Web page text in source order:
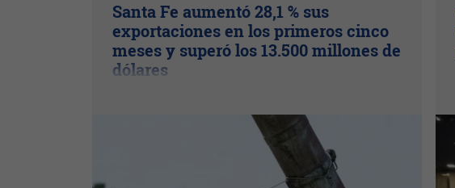
Santa Fe aumentó 28,1 % sus
exportaciones en los primeros cinco
meses y superó los 13.500 millones de
dólares